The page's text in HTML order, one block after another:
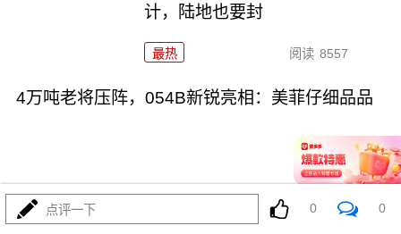
计，陆地也要封
最热 阅读 8557
4万吨老将压阵，054B新锐亮相：美菲仔细品品
最热 8311 08-03
点评一下 0 0